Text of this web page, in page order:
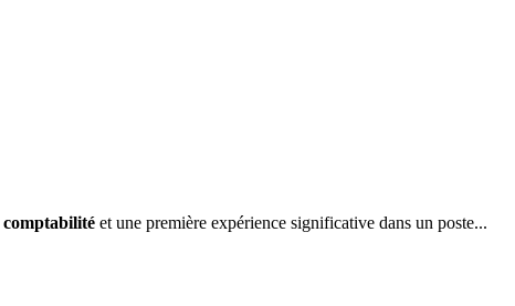
comptabilité et une première expérience significative dans un poste...